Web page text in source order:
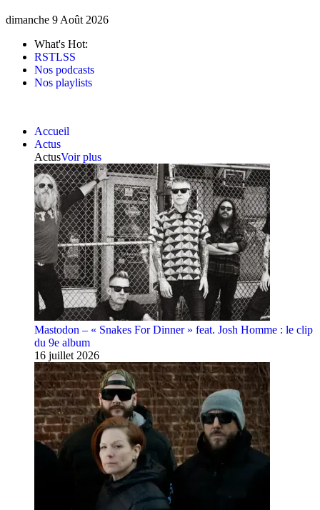
dimanche 9 Août 2026
What's Hot:
RSTLSS
Nos podcasts
Nos playlists
Accueil
Actus
ActusVoir plus
Mastodon – « Snakes For Dinner » feat. Josh Homme : le clip
du 9e album
16 juillet 2026